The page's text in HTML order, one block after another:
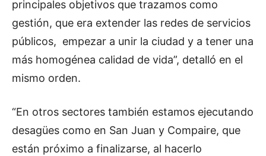
principales objetivos que trazamos como
gestión, que era extender las redes de servicios
públicos, empezar a unir la ciudad y a tener una
más homogénea calidad de vida”, detalló en el
mismo orden.
“En otros sectores también estamos ejecutando
desagües como en San Juan y Compaire, que
están próximo a finalizarse, al hacerlo